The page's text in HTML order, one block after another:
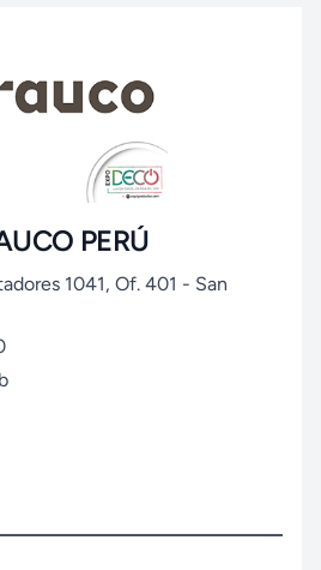
PERÚ
1041, Of. 401 - San